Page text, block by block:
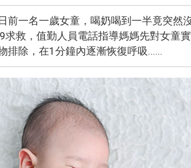
前一名一歲女童，喝奶喝到一半竟突然
求救，值勤人員電話指導媽媽先對女童
排除，在1分鐘內逐漸恢復呼吸......